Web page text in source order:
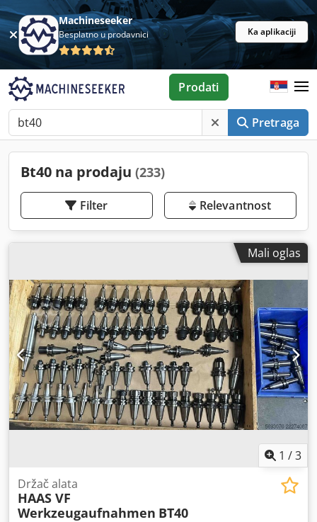
Machineseeker
Besplatno u prodavnici Ka aplikaciji
Pretraga
Prodati
Bt40 na prodaju (233)
Filter Relevantnost
Mali oglas
1 /3
Držač alata
HAAS VF
Werkzeugaufnahmen BT40